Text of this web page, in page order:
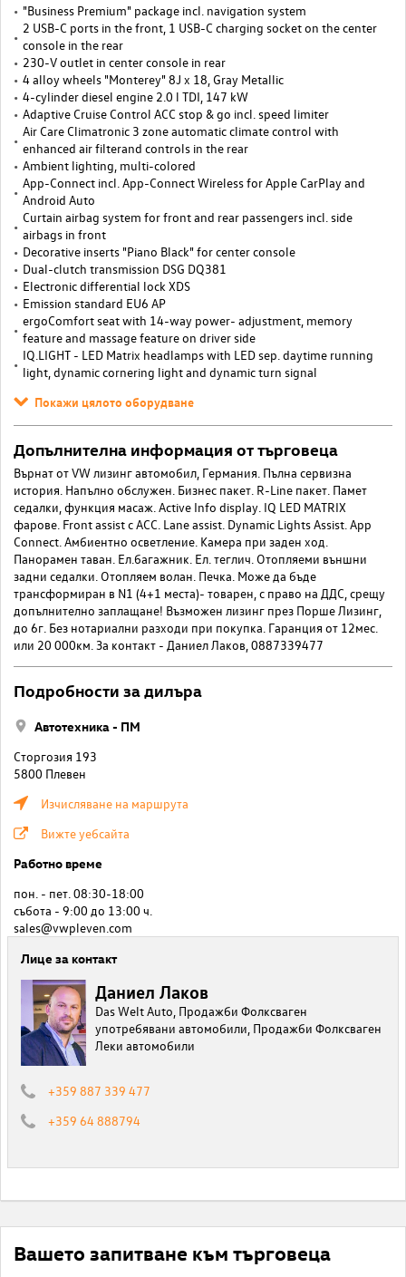
"Business Premium" package incl. navigation system
2 USB-C ports in the front, 1 USB-C charging socket on the center
console in the rear
230-V outlet in center console in rear
4 alloy wheels "Monterey" 8J x 18, Gray Metallic
4-cylinder diesel engine 2.0 l TDI, 147 kW
Adaptive Cruise Control ACC stop & go incl. speed limiter
Air Care Climatronic 3 zone automatic climate control with
enhanced air filterand controls in the rear
Ambient lighting, multi-colored
App-Connect incl. App-Connect Wireless for Apple CarPlay and
Android Auto
Curtain airbag system for front and rear passengers incl. side
airbags in front
Decorative inserts "Piano Black" for center console
Dual-clutch transmission DSG DQ381
Electronic differential lock XDS
Emission standard EU6 AP
ergoComfort seat with 14-way power- adjustment, memory
feature and massage feature on driver side
IQ.LIGHT - LED Matrix headlamps with LED sep. daytime running
light, dynamic cornering light and dynamic turn signal
Покажи цялото оборудване
Допълнителна информация от търговеца
Върнат от VW лизинг автомобил, Германия. Пълна сервизна
история. Напълно обслужен. Бизнес пакет. R-Line пакет. Памет
седалки, функция масаж. Active Info display. IQ LED MATRIX
фарове. Front assist с АСС. Lane assist. Dynamic Lights Assist. App
Connect. Амбиентно осветление. Камера при заден ход.
Панорамен таван. Ел.багажник. Ел. теглич. Отопляеми външни
задни седалки. Отопляем волан. Печка. Може да бъде
трансформиран в N1 (4+1 места)- товарен, с право на ДДС, срещу
допълнително заплащане! Възможен лизинг през Порше Лизинг,
до 6г. Без нотариални разходи при покупка. Гаранция от 12мес.
или 20 000км. За контакт - Даниел Лаков, 0887339477
Подробности за дилъра
Автотехника - ПМ
Сторгозия 193
5800 Плевен
Изчисляване на маршрута
Вижте уебсайта
Работно време
пон. - пет. 08:30-18:00
събота - 9:00 до 13:00 ч.
sales@vwpleven.com
Лице за контакт
Даниел Лаков
Das Welt Auto, Продажби Фолксваген
употребявани автомобили, Продажби Фолксваген
Леки автомобили
+359 887 339 477
+359 64 888794
Вашето запитване към търговеца